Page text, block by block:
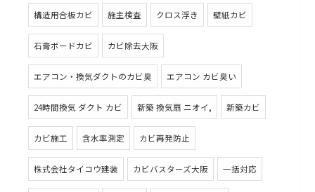
構造用合板カビ 施主検査 クロス浮き 壁紙カビ
石膏ボードカビ カビ除去大阪
エアコン・換気ダクトのカビ臭 エアコン カビ臭い
24時間換気 ダクト カビ 新築 換気扇 ニオイ, 新築カビ
カビ施工 含水率測定 カビ再発防止
株式会社タイコウ建装 カビバスターズ大阪 一括対応